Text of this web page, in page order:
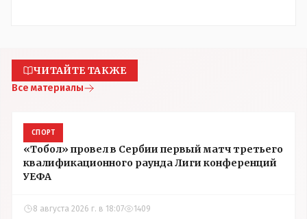
ЧИТАЙТЕ ТАКЖЕ
Все материалы
СПОРТ
«Тобол» провел в Сербии первый матч третьего
квалификационного раунда Лиги конференций
УЕФА
8 августа 2026 г. в 18:07 1409